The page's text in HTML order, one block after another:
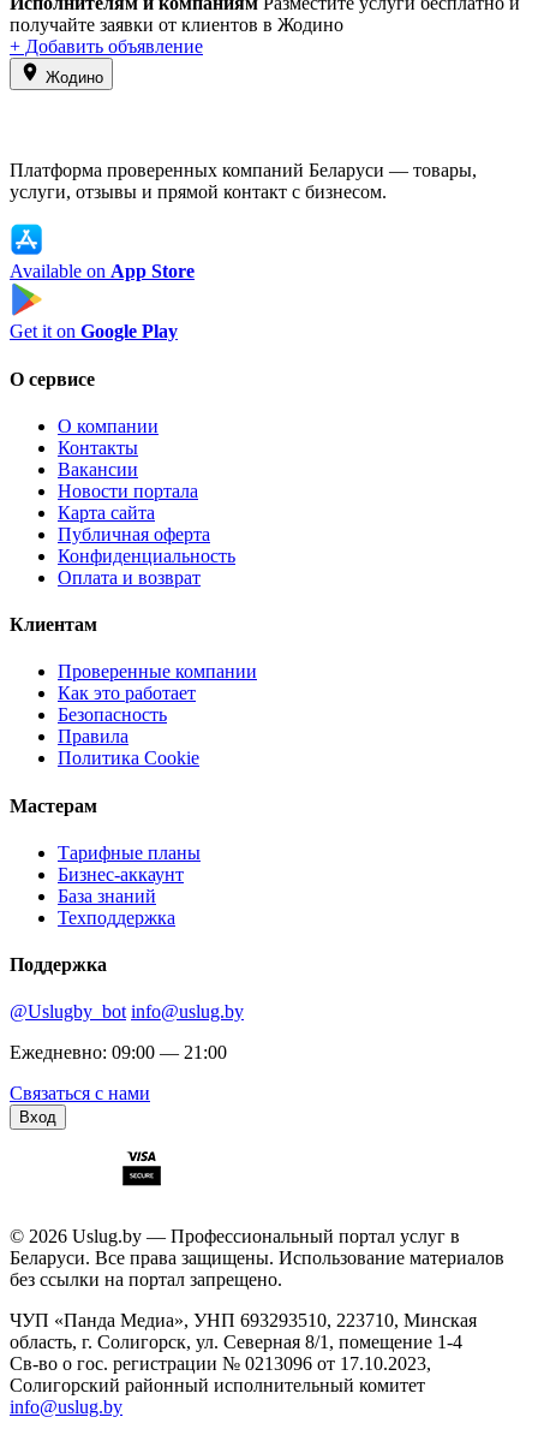
получайте заявки от клиентов в Жодино
+ Добавить объявление
Жодино
Платформа проверенных компаний Беларуси — товары,
услуги, отзывы и прямой контакт с бизнесом.
Available on App Store
Get it on Google Play
О сервисе
О компании
Контакты
Вакансии
Новости портала
Карта сайта
Публичная оферта
Конфиденциальность
Оплата и возврат
Клиентам
Проверенные компании
Как это работает
Безопасность
Правила
Политика Cookie
Мастерам
Тарифные планы
Бизнес-аккаунт
База знаний
Техподдержка
Поддержка
@Uslugby_bot info@uslug.by
Ежедневно: 09:00 — 21:00
Связаться с нами
Вход
© 2026 Uslug.by — Профессиональный портал услуг в
Беларуси. Все права защищены. Использование материалов
без ссылки на портал запрещено.
ЧУП «Панда Медиа», УНП 693293510, 223710, Минская
область, г. Солигорск, ул. Северная 8/1, помещение 1-4
Св-во о гос. регистрации № 0213096 от 17.10.2023,
Солигорский районный исполнительный комитет
info@uslug.by